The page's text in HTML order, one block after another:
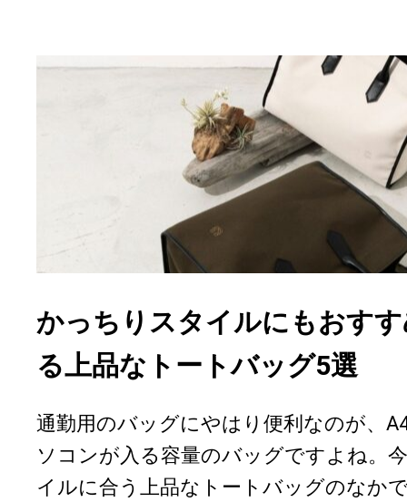
かっちりスタイルにもおす
る上品なトートバッグ5選
通勤用のバッグにやはり便利なのが、
ソコンが入る容量のバッグですよね。
イルに合う上品なトートバッグのなか